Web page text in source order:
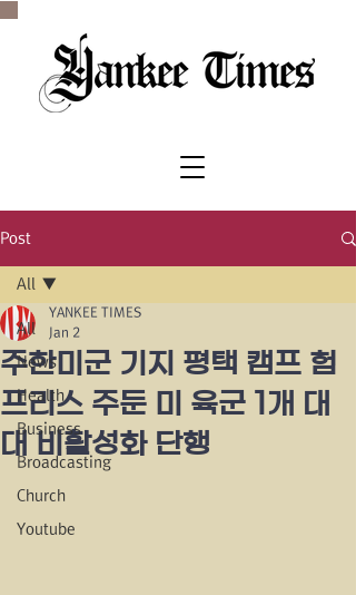
Post
All
News
Health
Business
Broadcasting
Church
Youtube
All
주한미군 기지 평택 캠프 험
프리스 주둔 미 육군 1개 대
대 비활성화 단행
YANKEE TIMES
Jan 2